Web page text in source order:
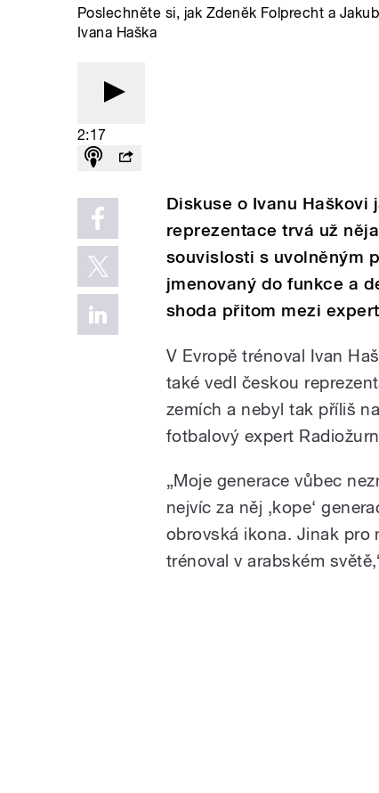
Poslechněte si, jak Zdeněk Folprecht a
Ivana Haška
2:17
Diskuse o Ivanu Haškovi
reprezentace trvá už
souvislosti s uvolněným
jmenovaný do funkce a
shoda přitom mezi
V Evropě trénoval Ivan
také vedl českou
zemích a nebyl tak příliš
fotbalový expert
„Moje generace vůbec
nejvíc za něj ‚kope‘
obrovská ikona. Jinak pro
trénoval v arabském